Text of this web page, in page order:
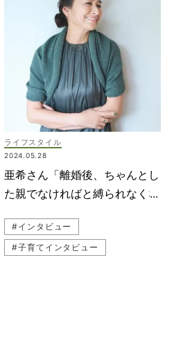
ライフスタイル
2024.05.28
亜希さん「離婚後、ちゃんとし
た親でなければと縛られなくな
#インタビュー
#子育てインタビュー